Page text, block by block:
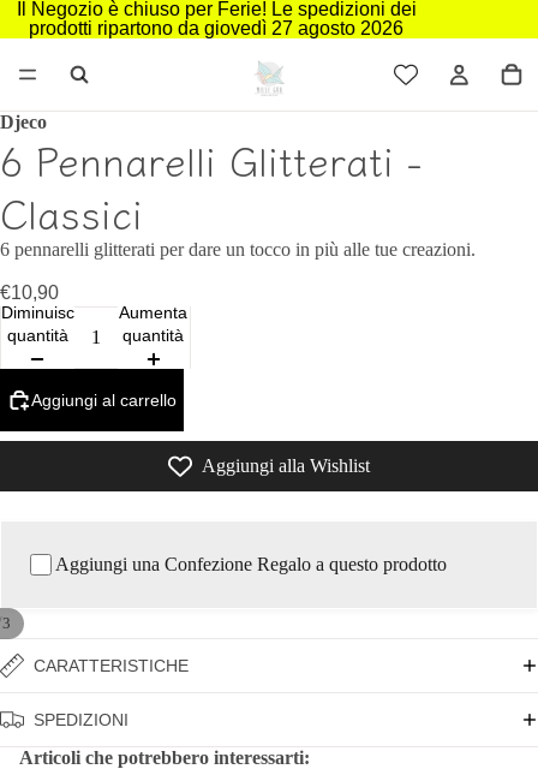
Il Negozio è chiuso per Ferie! Le spedizioni dei
prodotti ripartono da giovedì 27 agosto 2026
3
Djeco
6 Pennarelli Glitterati -
Classici
6 pennarelli glitterati per dare un tocco in più alle tue creazioni.
€10,90
Diminuisci
quantità
Aumenta
quantità
Aggiungi al carrello
Aggiungi alla Wishlist
Aggiungi una Confezione Regalo a questo prodotto
CARATTERISTICHE
SPEDIZIONI
Articoli che potrebbero interessarti: